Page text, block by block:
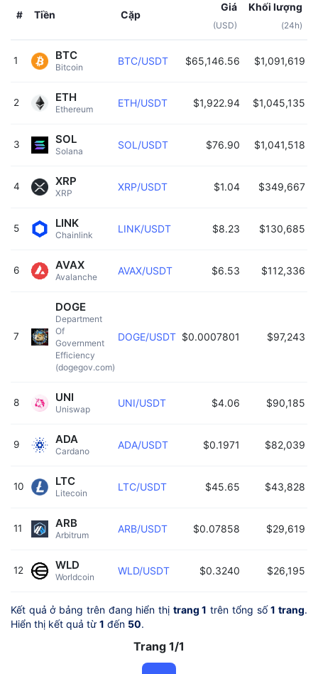
# Tiền Cặp
Giá
(USD)
Khối lượng
(24h)
1
Bitcoin
BTC BTC/USDT $65,146.56 $1,091,619
2
Ethereum
ETH ETH/USDT $1,922.94 $1,045,135
3
Solana
SOL SOL/USDT $76.90 $1,041,518
4
XRP
XRP XRP/USDT $1.04 $349,667
5
Chainlink
LINK LINK/USDT $8.23 $130,685
6
Avalanche
AVAX AVAX/USDT $6.53 $112,336
7
Department
Of
Government
Efficiency
(dogegov.com)
DOGE
DOGE/USDT $0.0007801 $97,243
8
Uniswap
UNI UNI/USDT $4.06 $90,185
9
Cardano
ADA ADA/USDT $0.1971 $82,039
10
Litecoin
LTC LTC/USDT $45.65 $43,828
11
Arbitrum
ARB ARB/USDT $0.07858 $29,619
12
Worldcoin
WLD WLD/USDT $0.3240 $26,195
Kết quả ở bảng trên đang hiển thị trang 1 trên tổng số1 trang.
Hiển thị kết quả từ 1 đến 50.
Trang 1/1